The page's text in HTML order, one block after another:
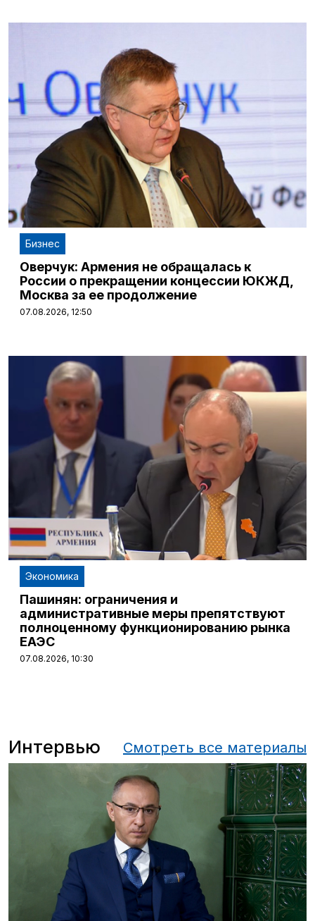
Бизнес
Оверчук: Армения не обращалась к
России о прекращении концессии ЮКЖД,
Москва за ее продолжение
07.08.2026, 12:50
Экономика
Пашинян: ограничения и
административные меры препятствуют
полноценному функционированию рынка
ЕАЭС
07.08.2026, 10:30
Интервью Смотреть все материалы